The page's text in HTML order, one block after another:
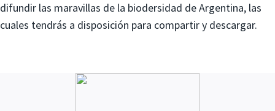
difundir las maravillas de la biodersidad de Argentina, las
cuales tendrás a disposición para compartir y descargar.